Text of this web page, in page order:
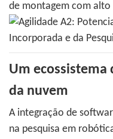
de montagem com
Um
da nuvem
A integração de
na pesquisa em